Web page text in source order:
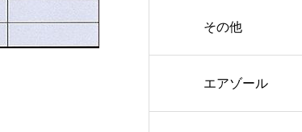
その他
エアゾール